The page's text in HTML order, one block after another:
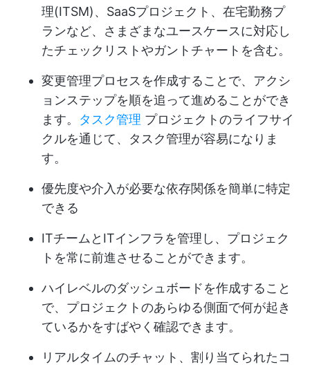
理(ITSM)、SaaSプロジェクト、在宅勤務プ
ランなど、さまざまなユースケースに対応し
たチェックリストやガントチャートを含む。
変更管理プロセスを作成することで、アクシ
ョンステップを順を追って進めることができ
ます。 タスク管理 プロジェクトのライフサイ
クルを通じて、タスク管理が容易になりま
す。
優先度や介入が必要な依存関係を簡単に特定
できる
ITチームとITインフラを管理し、プロジェク
トを常に前進させることができます。
ハイレベルのダッシュボードを作成すること
で、プロジェクトのあらゆる側面で何が起き
ているかをすばやく確認できます。
リアルタイムのチャット、割り当てられたコ